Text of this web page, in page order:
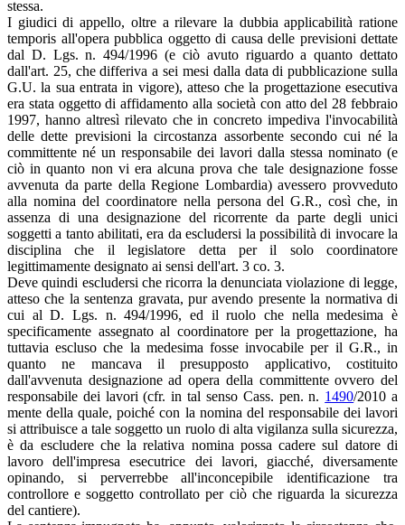
stessa.
I giudici di appello, oltre a rilevare la dubbia applicabilità ratione
temporis all'opera pubblica oggetto di causa delle previsioni dettate
dal D. Lgs. n. 494/1996 (e ciò avuto riguardo a quanto dettato
dall'art. 25, che differiva a sei mesi dalla data di pubblicazione sulla
G.U. la sua entrata in vigore), atteso che la progettazione esecutiva
era stata oggetto di affidamento alla società con atto del 28 febbraio
1997, hanno altresì rilevato che in concreto impediva l'invocabilità
delle dette previsioni la circostanza assorbente secondo cui né la
committente né un responsabile dei lavori dalla stessa nominato (e
ciò in quanto non vi era alcuna prova che tale designazione fosse
avvenuta da parte della Regione Lombardia) avessero provveduto
alla nomina del coordinatore nella persona del G.R., così che, in
assenza di una designazione del ricorrente da parte degli unici
soggetti a tanto abilitati, era da escludersi la possibilità di invocare la
disciplina che il legislatore detta per il solo coordinatore
legittimamente designato ai sensi dell'art. 3 co. 3.
Deve quindi escludersi che ricorra la denunciata violazione di legge,
atteso che la sentenza gravata, pur avendo presente la normativa di
cui al D. Lgs. n. 494/1996, ed il ruolo che nella medesima è
specificamente assegnato al coordinatore per la progettazione, ha
tuttavia escluso che la medesima fosse invocabile per il G.R., in
quanto ne mancava il presupposto applicativo, costituito
dall'avvenuta designazione ad opera della committente ovvero del
responsabile dei lavori (cfr. in tal senso Cass. pen. n. 1490/2010 a
mente della quale, poiché con la nomina del responsabile dei lavori
si attribuisce a tale soggetto un ruolo di alta vigilanza sulla sicurezza,
è da escludere che la relativa nomina possa cadere sul datore di
lavoro dell'impresa esecutrice dei lavori, giacché, diversamente
opinando, si perverrebbe all'inconcepibile identificazione tra
controllore e soggetto controllato per ciò che riguarda la sicurezza
del cantiere).